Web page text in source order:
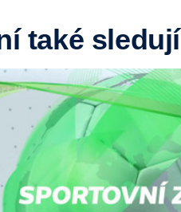
také sledují